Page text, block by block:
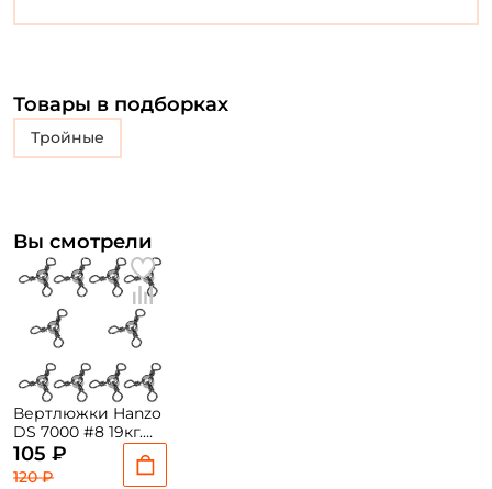
Товары в подборках
тройные
Вы смотрели
Вертлюжки Hanzo
DS 7000 #8 19кг.
10шт.
105 ₽
120 ₽